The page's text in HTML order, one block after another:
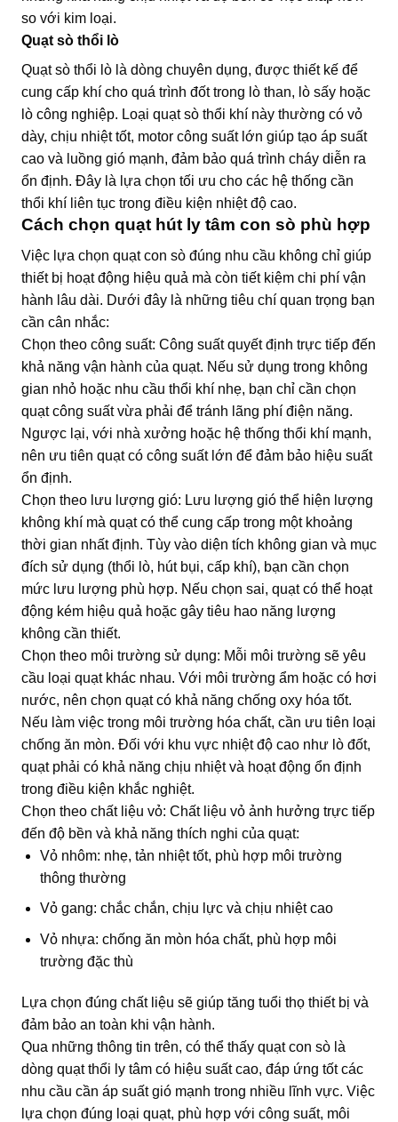
so với kim loại.
Quạt sò thổi lò
Quạt sò thổi lò là dòng chuyên dụng, được thiết kế để
cung cấp khí cho quá trình đốt trong lò than, lò sấy hoặc
lò công nghiệp. Loại quạt sò thổi khí này thường có vỏ
dày, chịu nhiệt tốt, motor công suất lớn giúp tạo áp suất
cao và luồng gió mạnh, đảm bảo quá trình cháy diễn ra
ổn định. Đây là lựa chọn tối ưu cho các hệ thống cần
thổi khí liên tục trong điều kiện nhiệt độ cao.
Cách chọn quạt hút ly tâm con sò phù hợp
Việc lựa chọn quạt con sò đúng nhu cầu không chỉ giúp
thiết bị hoạt động hiệu quả mà còn tiết kiệm chi phí vận
hành lâu dài. Dưới đây là những tiêu chí quan trọng bạn
cần cân nhắc:
Chọn theo công suất: Công suất quyết định trực tiếp đến
khả năng vận hành của quạt. Nếu sử dụng trong không
gian nhỏ hoặc nhu cầu thổi khí nhẹ, bạn chỉ cần chọn
quạt công suất vừa phải để tránh lãng phí điện năng.
Ngược lại, với nhà xưởng hoặc hệ thống thổi khí mạnh,
nên ưu tiên quạt có công suất lớn để đảm bảo hiệu suất
ổn định.
Chọn theo lưu lượng gió: Lưu lượng gió thể hiện lượng
không khí mà quạt có thể cung cấp trong một khoảng
thời gian nhất định. Tùy vào diện tích không gian và mục
đích sử dụng (thổi lò, hút bụi, cấp khí), bạn cần chọn
mức lưu lượng phù hợp. Nếu chọn sai, quạt có thể hoạt
động kém hiệu quả hoặc gây tiêu hao năng lượng
không cần thiết.
Chọn theo môi trường sử dụng: Mỗi môi trường sẽ yêu
cầu loại quạt khác nhau. Với môi trường ẩm hoặc có hơi
nước, nên chọn quạt có khả năng chống oxy hóa tốt.
Nếu làm việc trong môi trường hóa chất, cần ưu tiên loại
chống ăn mòn. Đối với khu vực nhiệt độ cao như lò đốt,
quạt phải có khả năng chịu nhiệt và hoạt động ổn định
trong điều kiện khắc nghiệt.
Chọn theo chất liệu vỏ: Chất liệu vỏ ảnh hưởng trực tiếp
đến độ bền và khả năng thích nghi của quạt:
Vỏ nhôm: nhẹ, tản nhiệt tốt, phù hợp môi trường
thông thường
Vỏ gang: chắc chắn, chịu lực và chịu nhiệt cao
Vỏ nhựa: chống ăn mòn hóa chất, phù hợp môi
trường đặc thù
Lựa chọn đúng chất liệu sẽ giúp tăng tuổi thọ thiết bị và
đảm bảo an toàn khi vận hành.
Qua những thông tin trên, có thể thấy quạt con sò là
dòng quạt thổi ly tâm có hiệu suất cao, đáp ứng tốt các
nhu cầu cần áp suất gió mạnh trong nhiều lĩnh vực. Việc
lựa chọn đúng loại quạt, phù hợp với công suất, môi